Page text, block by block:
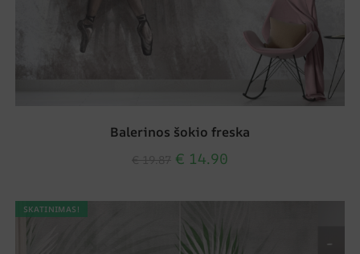
Balerinos šokio freska
€ 14.90
SKATINIMAS!